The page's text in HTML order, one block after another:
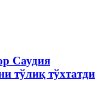
Саудия
тўлиқ тўхтатди